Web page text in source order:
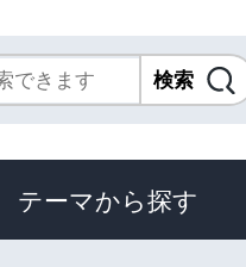
テーマから探す